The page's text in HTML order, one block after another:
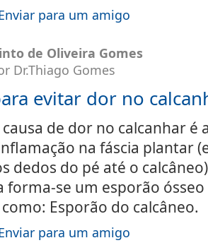
para um amigo
de Oliveira Gomes
Dr.Thiago Gomes
evitar dor no
de dor no calcanhar é
na fáscia plantar
dedos do pé até o
forma-se um esporão
como: Esporão do
para um amigo